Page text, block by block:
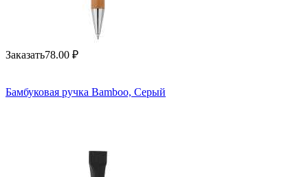
Заказать78.00 ₽
Бамбуковая ручка Bamboo, Серый